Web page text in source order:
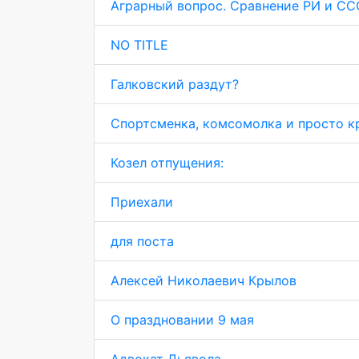
Аграрный вопрос. Сравнение РИ и
NO TITLE
Галковский раздут?
Спортсменка, комсомолка и просто
Козел отпущения:
Приехали
для поста
Алексей Николаевич Крылов
О праздновании 9 мая